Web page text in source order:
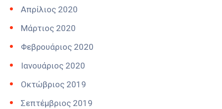
Απρίλιος 2020
Μάρτιος 2020
Φεβρουάριος 2020
Ιανουάριος 2020
Οκτώβριος 2019
Σεπτέμβριος 2019